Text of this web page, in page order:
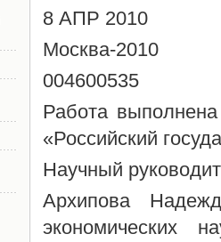
8 АПР 2010
Москва-2010
004600535
Работа
«Российский
Научный
Архипова
экономических